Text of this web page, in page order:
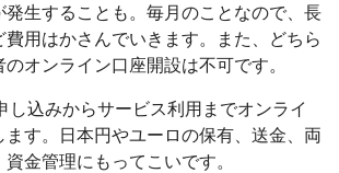
発生することも。毎月のことなので、長
費用はかさんでいきます。また、どちら
オンライン口座開設は不可です。
し込みからサービス利用までオンライ
ます。日本円やユーロの保有、送金、両
金管理にもってこいです。